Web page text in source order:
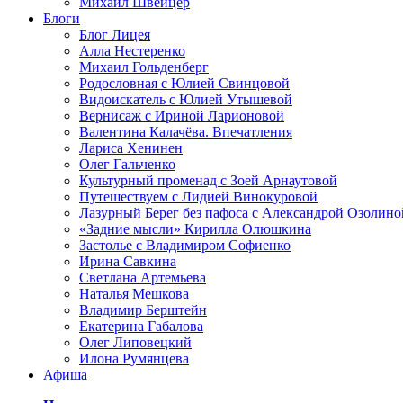
Блоги
Блог Лицея
Алла Нестеренко
Михаил Гольденберг
Родословная с Юлией Свинцовой
Видоискатель с Юлией Утышевой
Вернисаж с Ириной Ларионовой
Валентина Калачёва. Впечатления
Лариса Хенинен
Олег Гальченко
Культурный променад с Зоей Арнаутовой
Путешествуем с Лидией Винокуровой
Лазурный Берег без пафоса с Александрой
«Задние мысли» Кирилла Олюшкина
Застолье с Владимиром Софиенко
Ирина Савкина
Светлана Артемьева
Наталья Мешкова
Владимир Берштейн
Екатерина Габалова
Олег Липовецкий
Илона Румянцева
Афиша